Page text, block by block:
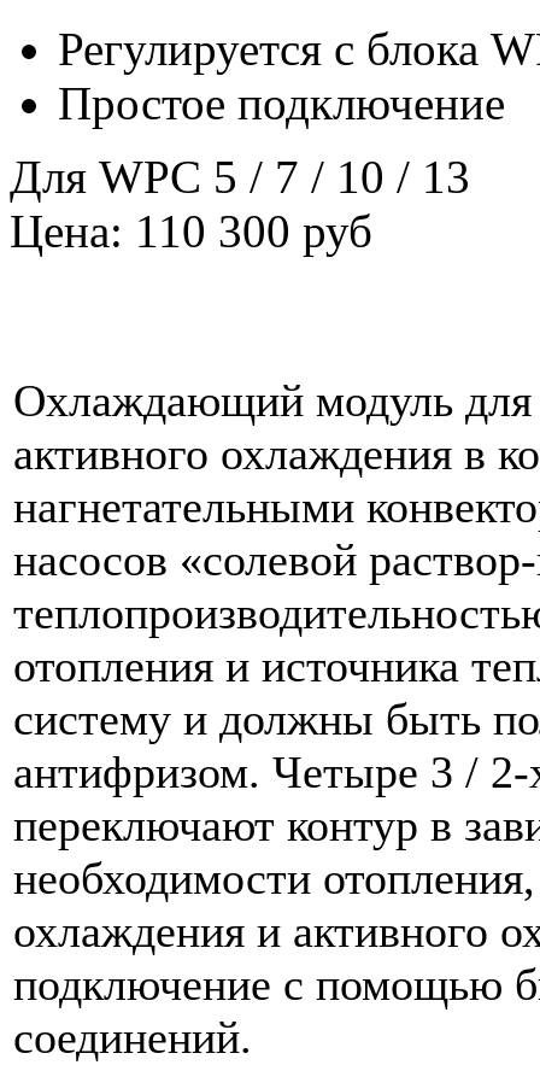
Регулируется с блока
Простое подключение
Для WPC 5 / 7 / 10 / 13
Цена: 110 300 руб
Охлаждающий модуль для
активного охлаждения в
нагнетательными
насосов «солевой
отопления и источника
систему и должны быть
антифризом. Четыре 3 / 2-
переключают контур в
необходимости
охлаждения и активного
подключение с помощью
соединений.